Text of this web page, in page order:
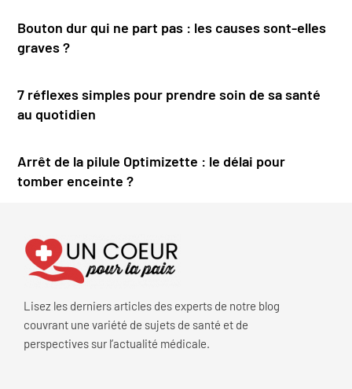
Bouton dur qui ne part pas : les causes sont-elles
graves ?
7 réflexes simples pour prendre soin de sa santé
au quotidien
Arrêt de la pilule Optimizette : le délai pour
tomber enceinte ?
Lisez les derniers articles des experts de notre blog
couvrant une variété de sujets de santé et de
perspectives sur l’actualité médicale.